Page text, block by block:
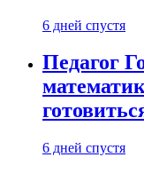
6 дней спустя
Педагог
6 дней спустя